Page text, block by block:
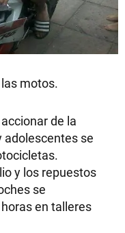
motos.
de la
adolescentes se
y los repuestos
se
en talleres